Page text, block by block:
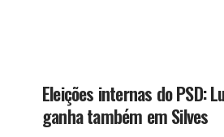
Eleições internas do PSD:
ganha também em Silves